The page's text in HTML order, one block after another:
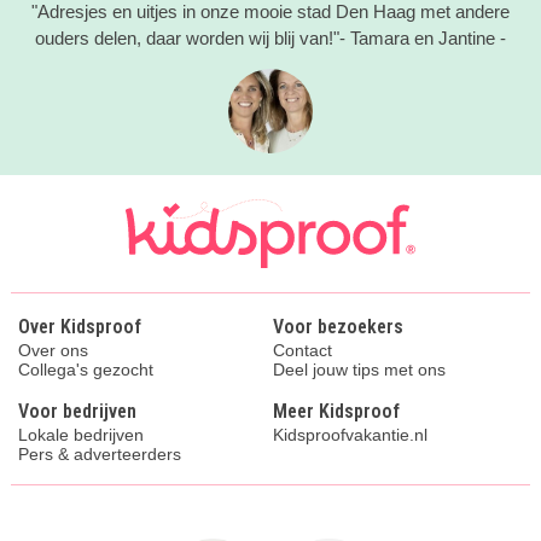
"Adresjes en uitjes in onze mooie stad Den Haag met andere
ouders delen, daar worden wij blij van!"- Tamara en Jantine -
Over Kidsproof
Over ons
Collega's gezocht
Voor bezoekers
Contact
Deel jouw tips met ons
Voor bedrijven
Lokale bedrijven
Pers & adverteerders
Meer Kidsproof
Kidsproofvakantie.nl